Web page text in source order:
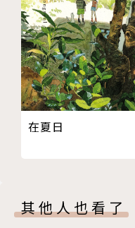
在夏日
其他人也看了